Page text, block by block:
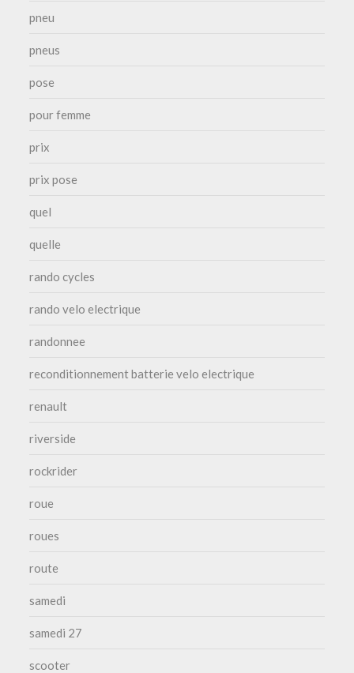
pneu
pneus
pose
pour femme
prix
prix pose
quel
quelle
rando cycles
rando velo electrique
randonnee
reconditionnement batterie velo electrique
renault
riverside
rockrider
roue
roues
route
samedi
samedi 27
scooter